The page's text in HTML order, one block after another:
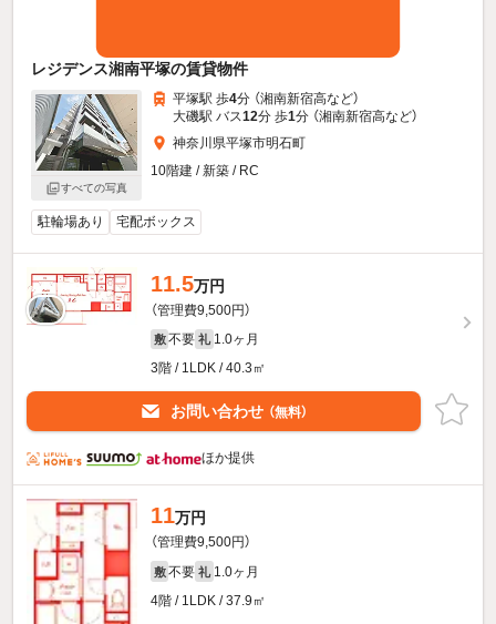
レジデンス湘南平塚の賃貸物件
すべての写真
平塚駅 歩4分 （湘南新宿高など）
大磯駅 バス12分 歩1分 （湘南新宿高など）
神奈川県平塚市明石町
10階建 / 新築 / RC
駐輪場あり 宅配ボックス
11.5万円
（管理費9,500円）
敷 不要 礼 1.0ヶ月
3階 / 1LDK / 40.3㎡
お問い合わせ （無料）
ほか提供
11万円
（管理費9,500円）
敷 不要 礼 1.0ヶ月
4階 / 1LDK / 37.9㎡